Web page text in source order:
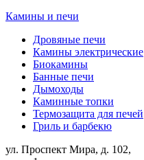
Камины и печи
Дровяные печи
Камины электрические
Биокамины
Банные печи
Дымоходы
Каминные топки
Термозащита для печей
Гриль и барбекю
ул. Проспект Мира, д. 102,